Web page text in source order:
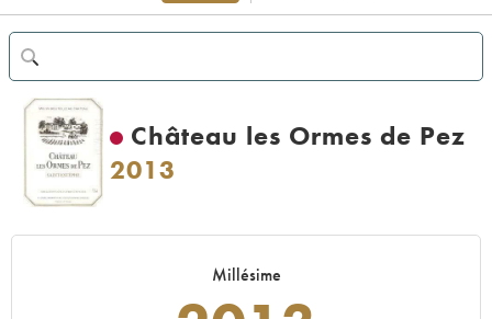
Château les Ormes de Pez
2013
Millésime